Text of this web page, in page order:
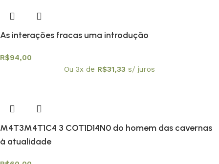
As interações fracas uma introdução
R$94,00
Ou 3x de R$31,33 s/ juros
M4T3M4T1C4 3 COT1D14N0 do homem das cavernas
à atualidade